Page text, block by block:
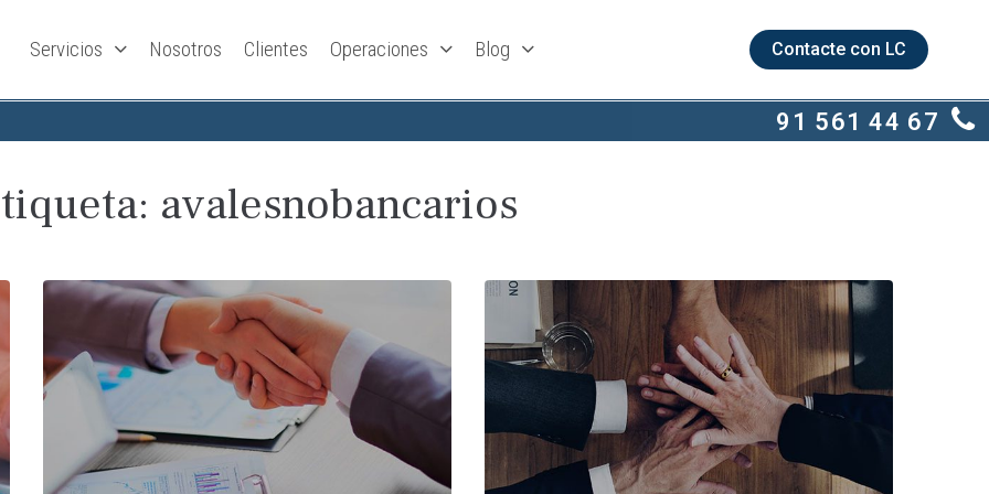
Servicios Nosotros Clientes Operaciones Blog Contacte con LC
91 561 44 67
avalesnobancarios